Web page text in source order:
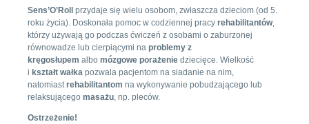
Sens’O’Roll
przydaje się wielu osobom, zwłaszcza dzieciom (od 5.
roku życia). Doskonała pomoc w codziennej pracy rehabilitantów,
którzy używają go podczas ćwiczeń z osobami o zaburzonej
równowadze lub cierpiącymi na problemy z
kręgosłupem albo mózgowe porażenie dziecięce. Wielkość
i kształt wałka pozwala pacjentom na siadanie na nim,
natomiastrehabilitantom na wykonywanie pobudzającego lub
relaksującego masażu, np. pleców.
Ostrzeżenie!